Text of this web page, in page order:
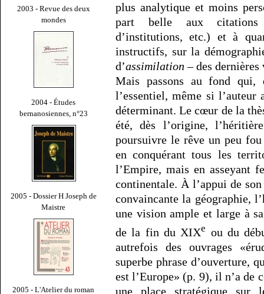
2003 - Revue des deux
mondes
2004 - Études
bernanosiennes, n°23
2005 - Dossier H Joseph de
Maistre
2005 - L'Atelier du roman
plus analytique et moins
part belle aux citations
d’institutions, etc.) et à
instructifs, sur la
d’assimilation – des dernières
Mais passons au fond qui,
l’essentiel, même si
déterminant. Le cœur de la
été, dès l’origine,
poursuivre le rêve un peu
en conquérant tous les
l’Empire, mais en asseyant
continentale. À l’appui de
convaincante la géographie,
une vision ample et large à
de la fin du XIXe ou du
autrefois des ouvrages
superbe phrase d’ouverture,
est l’Europe» (p. 9), il n’a de
une place stratégique